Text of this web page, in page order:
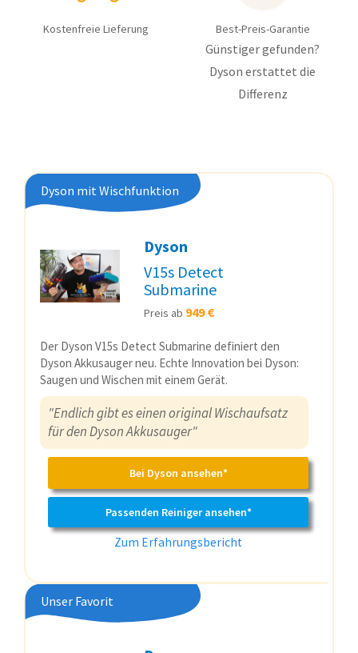
Kostenfreie Lieferung Best-Preis-Garantie
Günstiger gefunden?
Dyson erstattet die
Differenz
Dyson mit Wischfunktion
Dyson
V15s Detect
Submarine
Preis ab 949 €
Der Dyson V15s Detect Submarine definiert den
Dyson Akkusauger neu. Echte Innovation bei Dyson:
Saugen und Wischen mit einem Gerät.
"Endlich gibt es einen original Wischaufsatz
für den Dyson Akkusauger"
Bei Dyson ansehen*
Passenden Reiniger ansehen*
Zum Erfahrungsbericht
Unser Favorit